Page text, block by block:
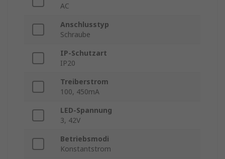
AC
Anschlusstyp
Schraube
IP-Schutzart
IP20
Treiberstrom
100, 450mA
LED-Spannung
3, 42V
Betriebsmodi
Konstantstrom